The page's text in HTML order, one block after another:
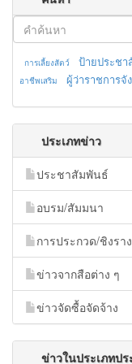
การเลี้ยงสัตว์ ป้ายประช
อาชีพเสริม
ผู้ว่าราชการจั
ประเภทข่าว
ประชาสัมพันธ์
อบรม/สัมมนา
การประกวด/ชิงรา
ข่าวจากสือต่าง ๆ
ข่าวจัดซื้อจัดจ้าง
ข่าวในประเภทป